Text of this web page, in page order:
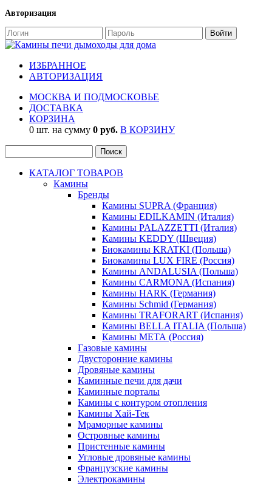
Авторизация
ИЗБРАННОЕ
АВТОРИЗАЦИЯ
МОСКВА И ПОДМОСКОВЬЕ
ДОСТАВКА
КОРЗИНА
0 шт. на сумму 0 руб. В КОРЗИНУ
КАТАЛОГ ТОВАРОВ
Камины
Бренды
Камины SUPRA (Франция)
Камины EDILKAMIN (Италия)
Камины PALAZZETTI (Италия)
Камины KEDDY (Швеция)
Биокамины KRATKI (Польша)
Биокамины LUX FIRE (Россия)
Камины ANDALUSIA (Польша)
Камины CARMONA (Испания)
Камины HARK (Германия)
Камины Schmid (Германия)
Камины TRAFORART (Испания)
Камины BELLA ITALIA (Польша)
Камины МЕТА (Россия)
Газовые камины
Двусторонние камины
Дровяные камины
Каминные печи для дачи
Каминные порталы
Камины с контуром отопления
Камины Хай-Тек
Мраморные камины
Островные камины
Пристенные камины
Угловые дровяные камины
Французские камины
Электрокамины